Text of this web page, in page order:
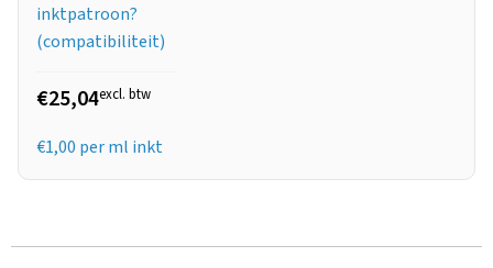
inktpatroon?
(compatibiliteit)
€25,04excl. btw
€1,00 per ml inkt